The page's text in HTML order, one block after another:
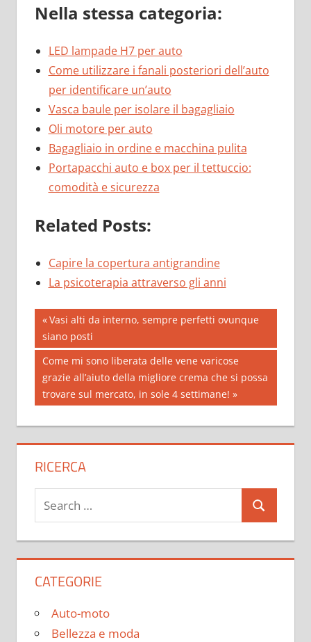
Nella stessa categoria:
LED lampade H7 per auto
Come utilizzare i fanali posteriori dell’auto
per identificare un’auto
Vasca baule per isolare il bagagliaio
Oli motore per auto
Bagagliaio in ordine e macchina pulita
Portapacchi auto e box per il tettuccio:
comodità e sicurezza
Related Posts:
Capire la copertura antigrandine
La psicoterapia attraverso gli anni
Post
navigation
Previous
Post:
Vasi alti da interno, sempre perfetti ovunque
siano posti
Next
Post:
Come mi sono liberata delle vene varicose
grazie all’aiuto della migliore crema che si possa
trovare sul mercato, in sole 4 settimane!
RICERCA
Search
for:
Search
CATEGORIE
Auto-moto
Bellezza e moda